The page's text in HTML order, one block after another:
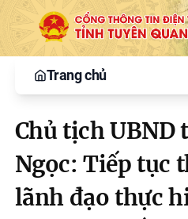
Trang chủ
Chủ tịch UBND
Ngọc: Tiếp tục
lãnh đạo thực